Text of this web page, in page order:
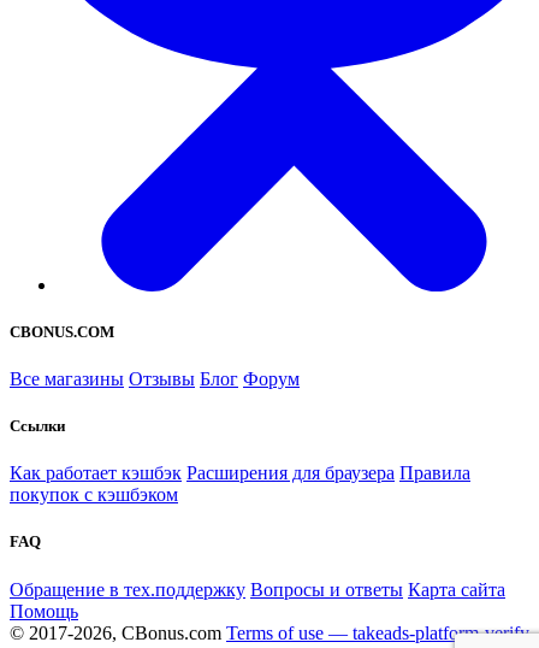
CBONUS.COM
Все магазины Отзывы Блог Форум
Ссылки
Как работает кэшбэк Расширения для браузера Правила
покупок с кэшбэком
FAQ
Обращение в тех.поддержку Вопросы и ответы Карта сайта
Помощь
© 2017-2026, CBonus.com Terms of use — takeads-platform-verify